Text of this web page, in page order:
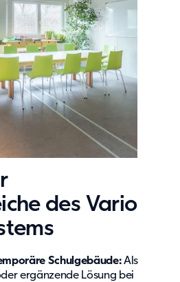
des Vario
Schulgebäude:Als
ergänzende Lösung bei